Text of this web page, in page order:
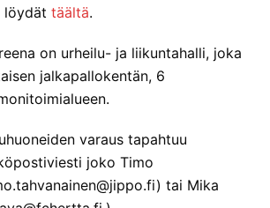
löydät täältä.
on urheilu- ja liikuntahalli, joka
jalkapallokentän, 6
varaus tapahtuu
joko Timo
tai Mika